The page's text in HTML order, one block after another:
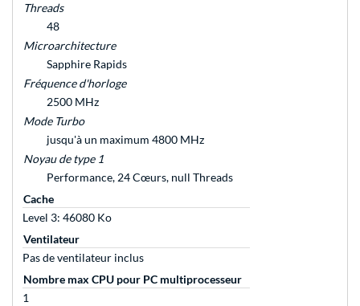
Threads
48
Microarchitecture
Sapphire Rapids
Fréquence d'horloge
2500 MHz
Mode Turbo
jusqu'à un maximum 4800 MHz
Noyau de type 1
Performance, 24 Cœurs, null Threads
Cache
Level 3: 46080 Ko
Ventilateur
Pas de ventilateur inclus
Nombre max CPU pour PC multiprocesseur
1